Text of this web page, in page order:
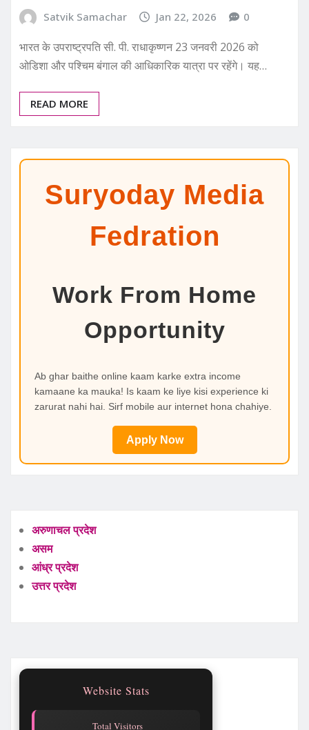
Satvik Samachar Jan 22, 2026 0
भारत के उपराष्ट्रपति सी. पी. राधाकृष्णन 23 जनवरी 2026 को
ओडिशा और पश्चिम बंगाल की आधिकारिक यात्रा पर रहेंगे। यह…
READ MORE
Suryoday Media
Fedration
Work From Home
Opportunity
Ab ghar baithe online kaam karke extra income
kamaane ka mauka! Is kaam ke liye kisi experience ki
zarurat nahi hai. Sirf mobile aur internet hona chahiye.
Apply Now
अरुणाचल प्रदेश
असम
आंध्र प्रदेश
उत्तर प्रदेश
Website Stats
Total Visitors